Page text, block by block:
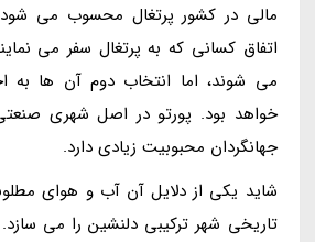
مالی در کشور پرتغال محسوب می
اتفاق کسانی که به پرتغال سفر می
می شوند، اما انتخاب دوم آن ها به
خواهد بود. پورتو در اصل شهری
جهانگردان محبوبیت زیادی دارد.
شاید یکی از دلایل آن آب و هوای
تاریخی شهر ترکیبی دلنشین را می